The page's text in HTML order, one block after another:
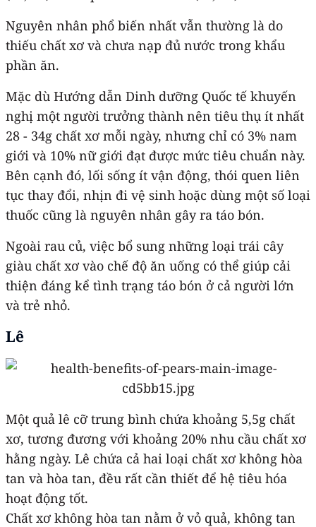
Nguyên nhân phổ biến nhất vẫn thường là do
thiếu chất xơ và chưa nạp đủ nước trong khẩu
phần ăn.
Mặc dù Hướng dẫn Dinh dưỡng Quốc tế khuyến
nghị một người trưởng thành nên tiêu thụ ít nhất
28 - 34g chất xơ mỗi ngày, nhưng chỉ có 3% nam
giới và 10% nữ giới đạt được mức tiêu chuẩn này.
Bên cạnh đó, lối sống ít vận động, thói quen liên
tục thay đổi, nhịn đi vệ sinh hoặc dùng một số loại
thuốc cũng là nguyên nhân gây ra táo bón.
Ngoài rau củ, việc bổ sung những loại trái cây
giàu chất xơ vào chế độ ăn uống có thể giúp cải
thiện đáng kể tình trạng táo bón ở cả người lớn
và trẻ nhỏ.
Lê
Một quả lê cỡ trung bình chứa khoảng 5,5g chất
xơ, tương đương với khoảng 20% nhu cầu chất xơ
hằng ngày. Lê chứa cả hai loại chất xơ không hòa
tan và hòa tan, đều rất cần thiết để hệ tiêu hóa
hoạt động tốt.
Chất xơ không hòa tan nằm ở vỏ quả, không tan